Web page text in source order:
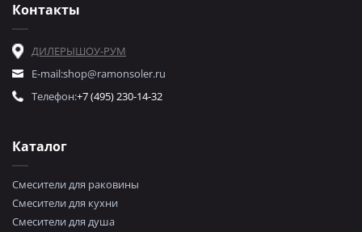
Каталог
Смесители для раковины
Смесители для кухни
Смесители для душа
Контакты
ДИЛЕРЫШОУ-РУМ
E-mail:shop@ramonsoler.ru
Телефон:+7 (495) 230-14-32